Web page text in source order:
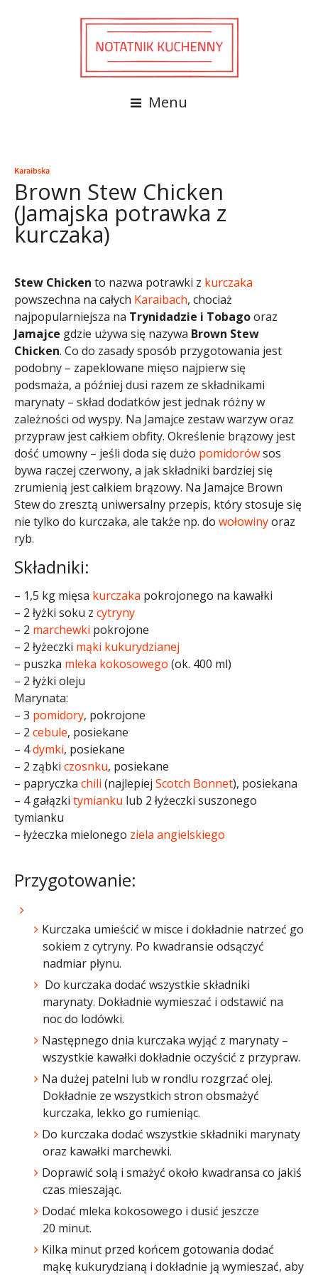
Menu
Karaibska
Brown Stew Chicken
(Jamajska potrawka z
kurczaka)
Stew Chicken to nazwa potrawki z kurczaka
powszechna na całych Karaibach, chociaż
najpopularniejsza na Trynidadzie i Tobagooraz
Jamajce gdzie używa się nazywa Brown Stew
Chicken. Co do zasady sposób przygotowania jest
podobny – zapeklowane mięso najpierw się
podsmaża, a później dusi razem ze składnikami
marynaty – skład dodatków jest jednak różny w
zależności od wyspy. Na Jamajce zestaw warzyw oraz
przypraw jest całkiem obfity. Określenie brązowy jest
dość umowny – jeśli doda się dużo pomidorówsos
bywa raczej czerwony, a jak składniki bardziej się
zrumienią jest całkiem brązowy. Na Jamajce Brown
Stew do zresztą uniwersalny przepis, który stosuje się
nie tylko do kurczaka, ale także np. do wołowinyoraz
ryb.
Składniki:
– 1,5 kg mięsa kurczaka pokrojonego na kawałki
– 2 łyżki soku z cytryny
– 2 marchewki pokrojone
– 2 łyżeczki mąki kukurydzianej
– puszka mleka kokosowego (ok. 400 ml)
– 2 łyżki oleju
Marynata:
– 3 pomidory, pokrojone
– 2 cebule, posiekane
– 4dymki, posiekane
– 2 ząbki czosnku, posiekane
– papryczka chili (najlepiej Scotch Bonnet), posiekana
– 4 gałązki tymianku lub 2 łyżeczki suszonego
tymianku
– łyżeczka mielonego ziela angielskiego
Przygotowanie:
Kurczaka umieścić w misce i dokładnie natrzeć go
sokiem z cytryny. Po kwadransie odsączyć
nadmiar płynu.
Do kurczaka dodać wszystkie składniki
marynaty. Dokładnie wymieszać i odstawić na
noc do lodówki.
Następnego dnia kurczaka wyjąć z marynaty –
wszystkie kawałki dokładnie oczyścić z przypraw.
Na dużej patelni lub w rondlu rozgrzać olej.
Dokładnie ze wszystkich stron obsmażyć
kurczaka, lekko go rumieniąc.
Do kurczaka dodać wszystkie składniki marynaty
oraz kawałki marchewki.
Doprawić solą i smażyć około kwadransa co jakiś
czas mieszając.
Dodać mleka kokosowego i dusić jeszcze
20 minut.
Kilka minut przed końcem gotowania dodać
mąkę kukurydzianą i dokładnie ją wymieszać, aby